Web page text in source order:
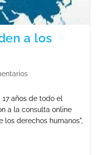
a los
años de todo el
a la consulta online
los derechos humanos",